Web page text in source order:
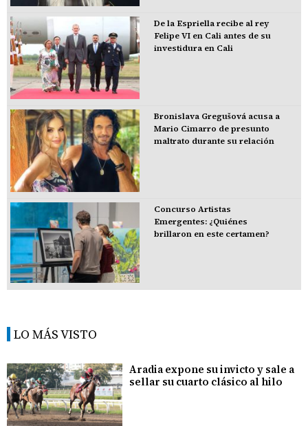
De la Espriella recibe al rey
Felipe VI en Cali antes de su
investidura en Cali
Bronislava Gregušová acusa a
Mario Cimarro de presunto
maltrato durante su relación
Concurso Artistas
Emergentes: ¿Quiénes
brillaron en este certamen?
LO MÁS VISTO
Aradia expone su invicto y sale a
sellar su cuarto clásico al hilo